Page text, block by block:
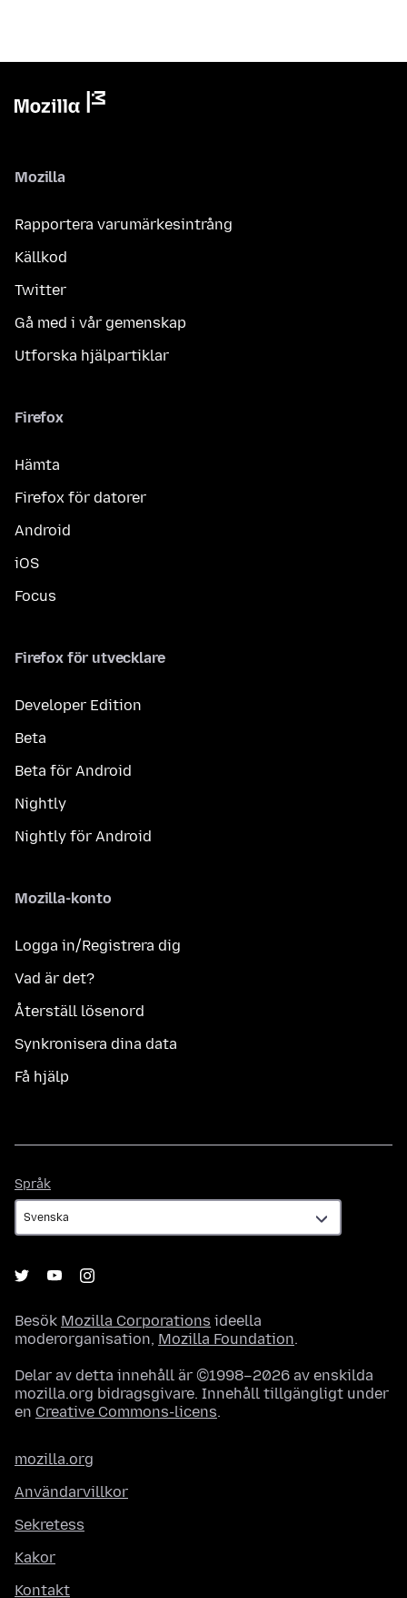
Mozilla
Rapportera varumärkesintrång
Källkod
Twitter
Gå med i vår gemenskap
Utforska hjälpartiklar
Firefox
Hämta
Firefox för datorer
Android
iOS
Focus
Firefox för utvecklare
Developer Edition
Beta
Beta för Android
Nightly
Nightly för Android
Mozilla-konto
Logga in/Registrera dig
Vad är det?
Återställ lösenord
Synkronisera dina data
Få hjälp
Språk
Besök Mozilla Corporations ideella
moderorganisation, Mozilla Foundation.
Delar av detta innehåll är ©1998–2026 av enskilda
mozilla.org bidragsgivare. Innehåll tillgängligt under
en Creative Commons-licens.
mozilla.org
Användarvillkor
Sekretess
Kakor
Kontakt